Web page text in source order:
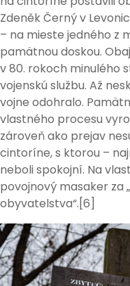
Zdeněk Černý v
– na mieste jedného z
pamätnou doskou.
v 80. rokoch minulého
vojenskú službu. Až
vojne odohralo.
vlastného procesu
zároveň ako prejav
cintoríne, s ktorou –
neboli spokojní. Na
povojnový masaker za
obyvatelstva“.[6]